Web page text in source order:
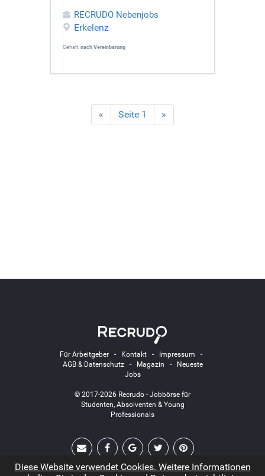
RECRUDO Nebenjobs
Erkelenz
Gehalt: nach Vereinbarung
« Seite 1 »
Für Arbeitgeber- Kontakt- Impressum -
AGB & Datenschutz- Magazin -
Neueste
Jobs
© 2017-2026 Recrudo - Jobbörse für
Studenten, Absolventen & Young
Professionals
Diese Website verwendet Cookies. Weitere Informationen